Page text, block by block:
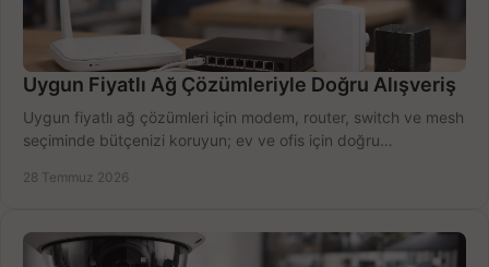
Uygun Fiyatlı Ağ Çözümleriyle Doğru Alışveriş
Uygun fiyatlı ağ çözümleri için modem, router, switch ve mesh
seçiminde bütçenizi koruyun; ev ve ofis için doğru
28 Temmuz 2026